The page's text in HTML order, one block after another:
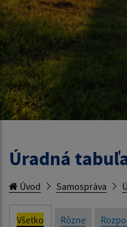
Úradná
Úvod Samospráva
Všetko Rôzne